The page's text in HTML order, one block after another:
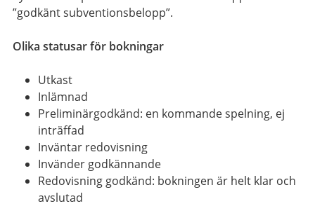
”godkänt subventionsbelopp”.
Olika statusar för bokningar
Utkast
Inlämnad
Preliminärgodkänd: en kommande spelning, ej
inträffad
Inväntar redovisning
Invänder godkännande
Redovisning godkänd: bokningen är helt klar och
avslutad